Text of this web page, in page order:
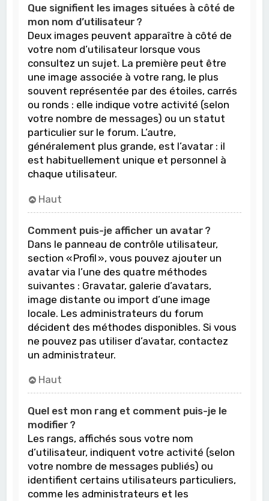
Que signifient les images situées à côté de
mon nom d’utilisateur ?
Deux images peuvent apparaître à côté de
votre nom d’utilisateur lorsque vous
consultez un sujet. La première peut être
une image associée à votre rang, le plus
souvent représentée par des étoiles, carrés
ou ronds : elle indique votre activité (selon
votre nombre de messages) ou un statut
particulier sur le forum. L’autre,
généralement plus grande, est l’avatar : il
est habituellement unique et personnel à
chaque utilisateur.
Haut
Comment puis-je afficher un avatar ?
Dans le panneau de contrôle utilisateur,
section « Profil », vous pouvez ajouter un
avatar via l’une des quatre méthodes
suivantes : Gravatar, galerie d’avatars,
image distante ou import d’une image
locale. Les administrateurs du forum
décident des méthodes disponibles. Si vous
ne pouvez pas utiliser d’avatar, contactez
un administrateur.
Haut
Quel est mon rang et comment puis-je le
modifier ?
Les rangs, affichés sous votre nom
d’utilisateur, indiquent votre activité (selon
votre nombre de messages publiés) ou
identifient certains utilisateurs particuliers,
comme les administrateurs et les